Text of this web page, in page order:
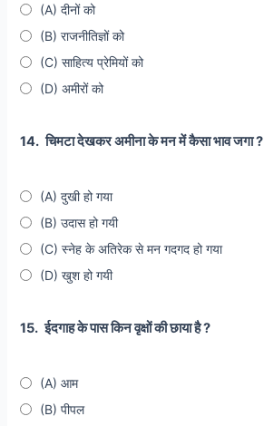
(A) दीनों को
(B) राजनीतिज्ञों को
(C) साहित्य प्रेमियों को
(D) अमीरों को
14. चिमटा देखकर अमीना के मन में कैसा भाव जगा ?
(A) दुखी हो गया
(B) उदास हो गयी
(C) स्नेह के अतिरेक से मन गदगद हो गया
(D) खुश हो गयी
15. ईदगाह के पास किन वृक्षों की छाया है ?
(A) आम
(B) पीपल